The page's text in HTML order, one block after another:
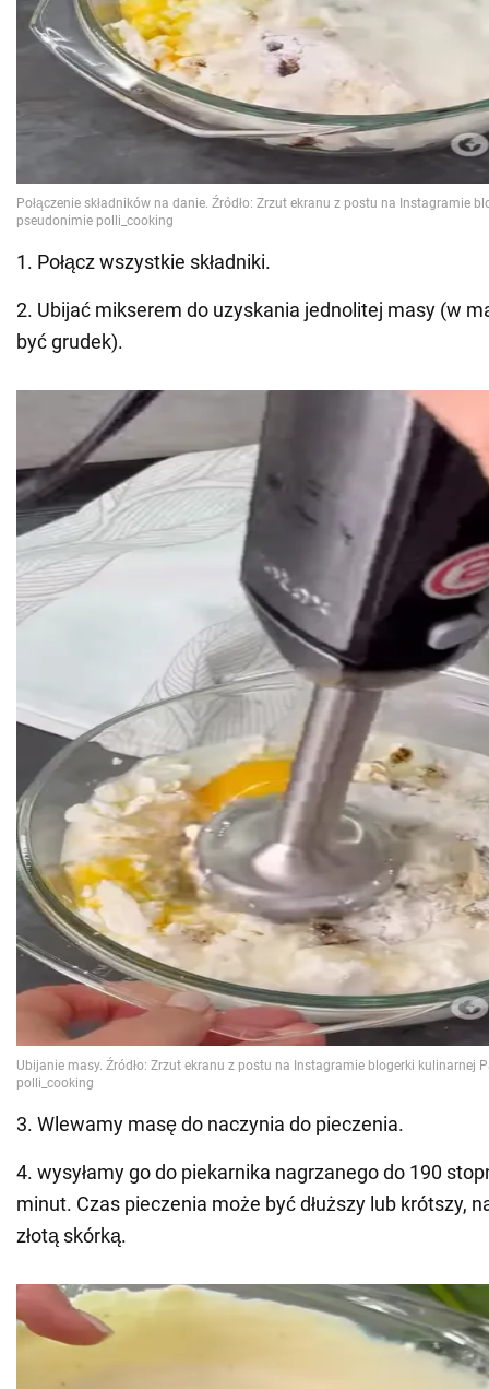
1. Połącz wszystkie składniki.
2. Ubijać mikserem do uzyskania jednolitej masy (w
być grudek).
3. Wlewamy masę do naczynia do pieczenia.
4. wysyłamy go do piekarnika nagrzanego do 190
minut. Czas pieczenia może być dłuższy lub krótszy,
złotą skórką.